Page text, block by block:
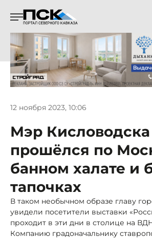
12 ноября 2023, 10:06
Мэр Кисловодска
прошёлся по
банном халате и
тапочках
В таком необычном образе главу
увидели посетители выставки
проходит в эти дни в столице на
Компанию градоначальнику